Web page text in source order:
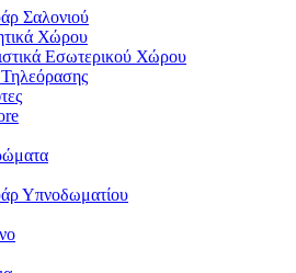
Σαλονιού
Χώρου
Εσωτερικού Χώρου
Υπνοδωματίου